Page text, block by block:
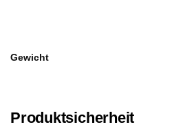
Gewicht
Produktsicherheit